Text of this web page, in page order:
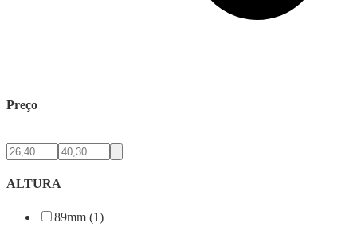
Preço
ALTURA
89mm (1)